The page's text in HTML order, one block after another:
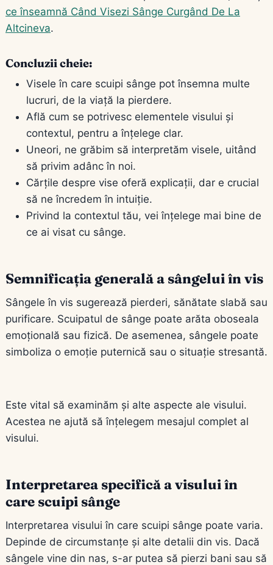
ce înseamnă Când Visezi Sânge Curgând De La
Altcineva.
Concluzii cheie:
Visele în care scuipi sânge pot însemna multe
lucruri, de la viață la pierdere.
Află cum se potrivesc elementele visului și
contextul, pentru a înțelege clar.
Uneori, ne grăbim să interpretăm visele, uitând
să privim adânc în noi.
Cărțile despre vise oferă explicații, dar e crucial
să ne încredem în intuiție.
Privind la contextul tău, vei înțelege mai bine de
ce ai visat cu sânge.
Semnificația generală a sângelui în vis
Sângele în vis sugerează pierderi, sănătate slabă sau
purificare. Scuipatul de sânge poate arăta oboseala
emoțională sau fizică. De asemenea, sângele poate
simboliza o emoție puternică sau o situație stresantă.
Este vital să examinăm și alte aspecte ale visului.
Acestea ne ajută să înțelegem mesajul complet al
visului.
Interpretarea specifică a visului în
care scuipi sânge
Interpretarea visului în care scuipi sânge poate varia.
Depinde de circumstanțe și alte detalii din vis. Dacă
sângele vine din nas, s-ar putea să pierzi bani sau să